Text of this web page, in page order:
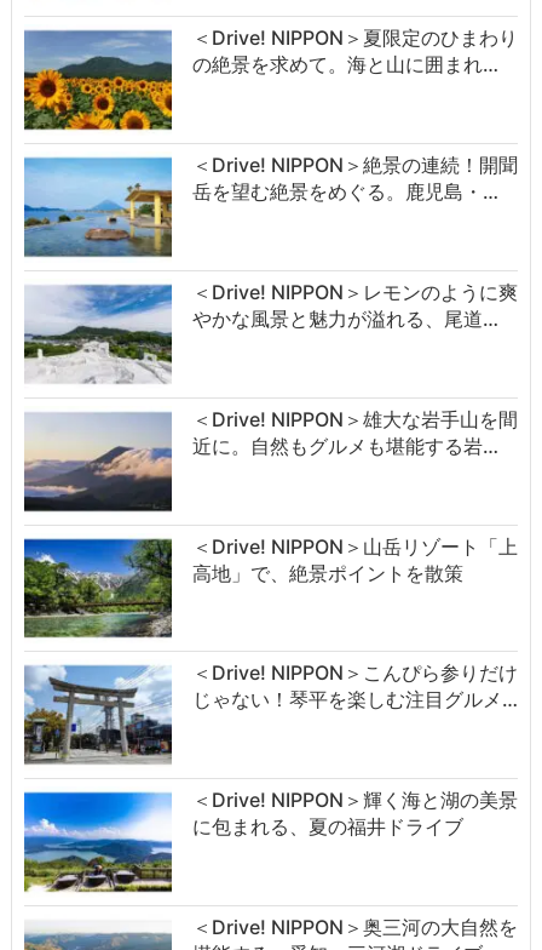
＜Drive! NIPPON＞夏限定のひまわり
の絶景を求めて。海と山に囲まれ…
＜Drive! NIPPON＞絶景の連続！開聞
岳を望む絶景をめぐる。鹿児島・…
＜Drive! NIPPON＞レモンのように爽
やかな風景と魅力が溢れる、尾道…
＜Drive! NIPPON＞雄大な岩手山を間
近に。自然もグルメも堪能する岩…
＜Drive! NIPPON＞山岳リゾート「上
高地」で、絶景ポイントを散策
＜Drive! NIPPON＞こんぴら参りだけ
じゃない！琴平を楽しむ注目グルメ…
＜Drive! NIPPON＞輝く海と湖の美景
に包まれる、夏の福井ドライブ
＜Drive! NIPPON＞奥三河の大自然を